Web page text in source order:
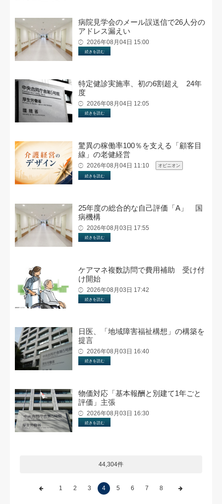
病院見学会のメール誤送信で26人分の
アドレス漏えい
2026年08月04日 15:00
続きを読む
特定健診実施率、初の6割超え 24年
度
2026年08月04日 12:05
続きを読む
驚異の稼働率100％を支える「顧客目
線」の老健経営
2026年08月04日 11:10 オピニオン
続きを読む
25年度の総合的な自己評価「A」 国
病機構
2026年08月03日 17:55
続きを読む
ケアマネ複数訪問で費用補助 受け付
け開始
2026年08月03日 17:42
続きを読む
日医、「地域障害福祉構想」の構築を
提言
2026年08月03日 16:40
続きを読む
物価対応「基本報酬と別建て1年ごと
評価」主張
2026年08月03日 16:30
続きを読む
44,304件
1 2 3 4 5 6 7 8